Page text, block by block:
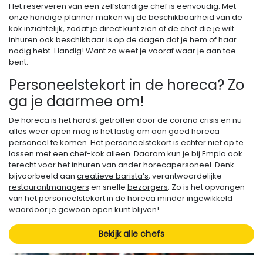
Het reserveren van een zelfstandige chef is eenvoudig. Met
onze handige planner maken wij de beschikbaarheid van de
kok inzichtelijk, zodat je direct kunt zien of de chef die je wilt
inhuren ook beschikbaar is op de dagen dat je hem of haar
nodig hebt. Handig! Want zo weet je vooraf waar je aan toe
bent.
Personeelstekort in de horeca? Zo
ga je daarmee om!
De horeca is het hardst getroffen door de corona crisis en nu
alles weer open mag is het lastig om aan goed horeca
personeel te komen. Het personeelstekort is echter niet op te
lossen met een chef-kok alleen. Daarom kun je bij Empla ook
terecht voor het inhuren van ander horecapersoneel. Denk
bijvoorbeeld aan creatieve barista’s, verantwoordelijke
restaurantmanagers en snelle bezorgers. Zo is het opvangen
van het personeelstekort in de horeca minder ingewikkeld
waardoor je gewoon open kunt blijven!
Bekijk alle chefs